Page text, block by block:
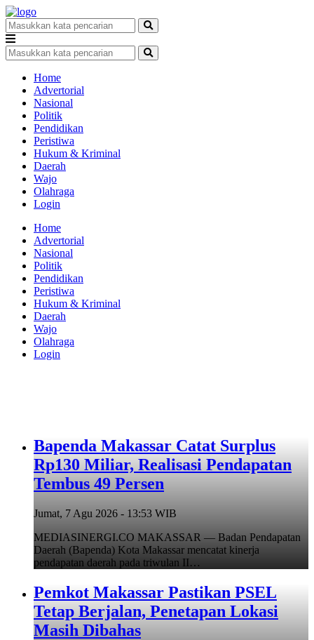
Home
Advertorial
Nasional
Politik
Pendidikan
Peristiwa
Hukum & Kriminal
Daerah
Wajo
Olahraga
Login
Home
Advertorial
Nasional
Politik
Pendidikan
Peristiwa
Hukum & Kriminal
Daerah
Wajo
Olahraga
Login
Bapenda Makassar Catat Surplus
Rp130 Miliar, Realisasi Pendapatan
Tembus 49 Persen
Jumat, 7 Agu 2026 - 13:53 WIB
MEDIASINERGI.CO MAKASSAR — Badan Pendapatan
Daerah (Bapenda) Kota Makassar mencatat kinerja
pendapatan daerah pada triwulan II…
Pemkot Makassar Pastikan PSEL
Tetap Berjalan, Penetapan Lokasi
Masih Dibahas